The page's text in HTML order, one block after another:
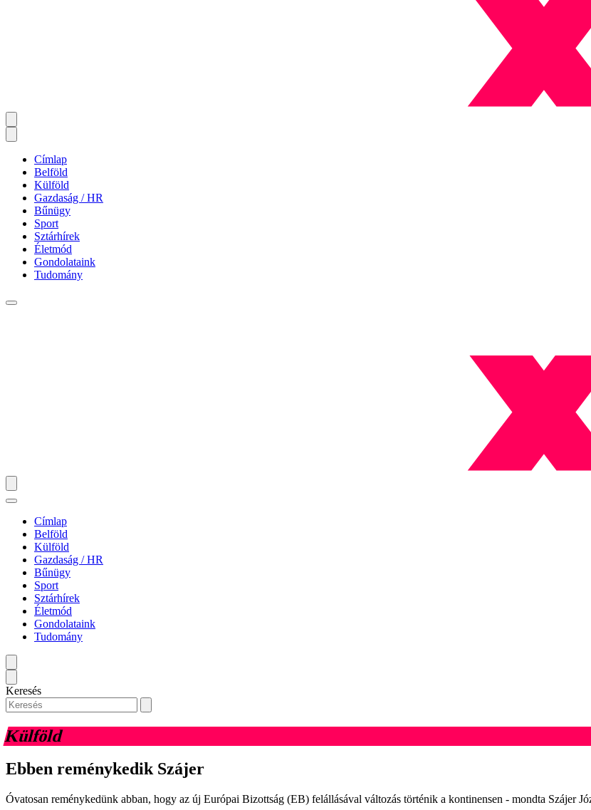
Címlap
Belföld
Külföld
Gazdaság / HR
Bűnügy
Sport
Sztárhírek
Életmód
Gondolataink
Tudomány
Címlap
Belföld
Külföld
Gazdaság / HR
Bűnügy
Sport
Sztárhírek
Életmód
Gondolataink
Tudomány
Keresés
Külföld
Ebben reménykedik Szájer
Óvatosan reménykedünk abban, hogy az új Európai Bizottság (EB) felállásával változás történik a kontinensen - mondta Szájer